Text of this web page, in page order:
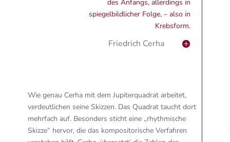
des Anfangs, allerdings in
spiegelbildlicher Folge, – also in
Krebsform.
Friedrich Cerha
Wie genau Cerha mit dem Jupiterquadrat arbeitet,
verdeutlichen seine Skizzen. Das Quadrat taucht dort
mehrfach auf. Besonders sticht eine „rhythmische
Skizze“ hervor, die das kompositorische Verfahren